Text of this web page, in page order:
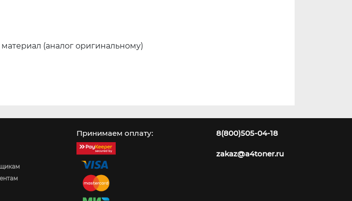
(аналог оригинальному)
Принимаем оплату: 8(800)505-04-18
zakaz@a4toner.ru